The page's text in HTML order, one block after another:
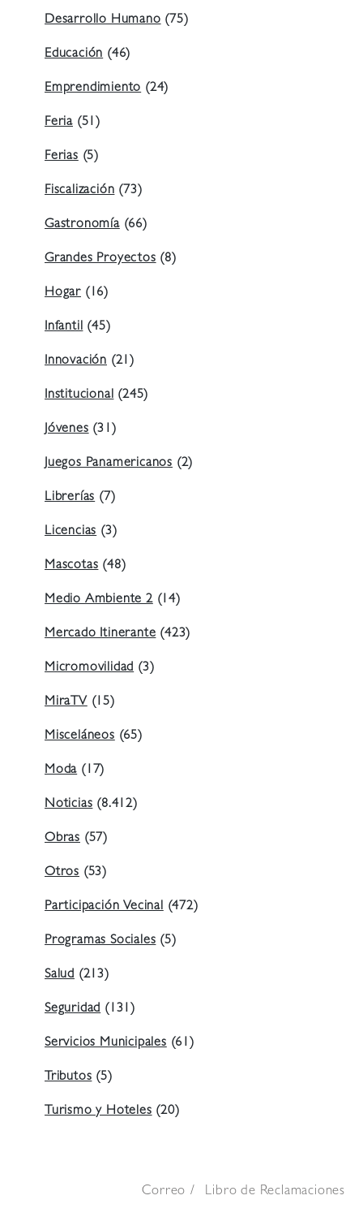
Desarrollo Humano (75)
Educación (46)
Emprendimiento (24)
Feria (51)
Ferias (5)
Fiscalización (73)
Gastronomía(66)
Grandes Proyectos (8)
Hogar (16)
Infantil (45)
Innovación (21)
Institucional (245)
Jóvenes (31)
Juegos Panamericanos (2)
Librerías (7)
Licencias (3)
Mascotas (48)
Medio Ambiente 2(14)
Mercado Itinerante (423)
Micromovilidad (3)
MiraTV (15)
Misceláneos (65)
Moda (17)
Noticias (8.412)
Obras (57)
Otros (53)
Participación Vecinal (472)
Programas Sociales (5)
Salud (213)
Seguridad (131)
Servicios Municipales (61)
Tributos (5)
Turismo y Hoteles (20)
Correo Libro de Reclamaciones